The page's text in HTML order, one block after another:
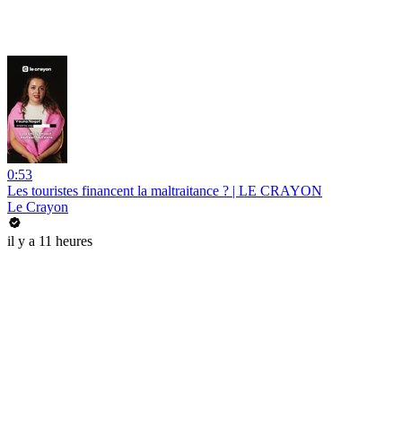
0:53
Les touristes financent la maltraitance ? | LE CRAYON
Le Crayon
il y a 11 heures